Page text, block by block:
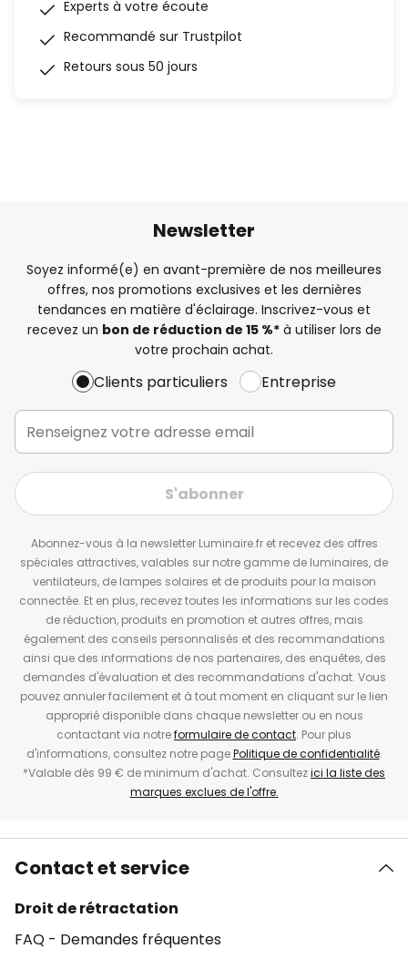
Experts à votre écoute
Recommandé sur Trustpilot
Retours sous 50 jours
Newsletter
Soyez informé(e) en avant-première de nos meilleures
offres, nos promotions exclusives et les dernières
tendances en matière d'éclairage. Inscrivez-vous et
recevez un bon de réduction de 15 %*à utiliser lors de
votre prochain achat.
Clients particuliers Entreprise
S'abonner
Abonnez-vous à la newsletter Luminaire.fr et recevez des offres
spéciales attractives, valables sur notre gamme de luminaires, de
ventilateurs, de lampes solaires et de produits pour la maison
connectée. Et en plus, recevez toutes les informations sur les codes
de réduction, produits en promotion et autres offres, mais
également des conseils personnalisés et des recommandations
ainsi que des informations de nos partenaires, des enquêtes, des
demandes d'évaluation et des recommandations d'achat. Vous
pouvez annuler facilement et à tout moment en cliquant sur le lien
approprié disponible dans chaque newsletter ou en nous
contactant via notreformulaire de contact. Pour plus
d'informations, consultez notre pagePolitique de confidentialité.
*Valable dès 99 € de minimum d'achat. Consultezici la liste des
marques exclues de l'offre.
Contact et service
Droit de rétractation
FAQ - Demandes fréquentes